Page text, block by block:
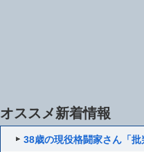
オススメ新着情報
38歳の現役格闘家さん「